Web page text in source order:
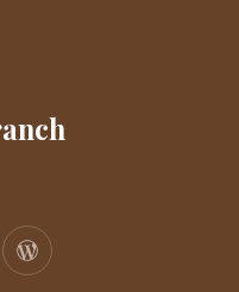
Window
New Window